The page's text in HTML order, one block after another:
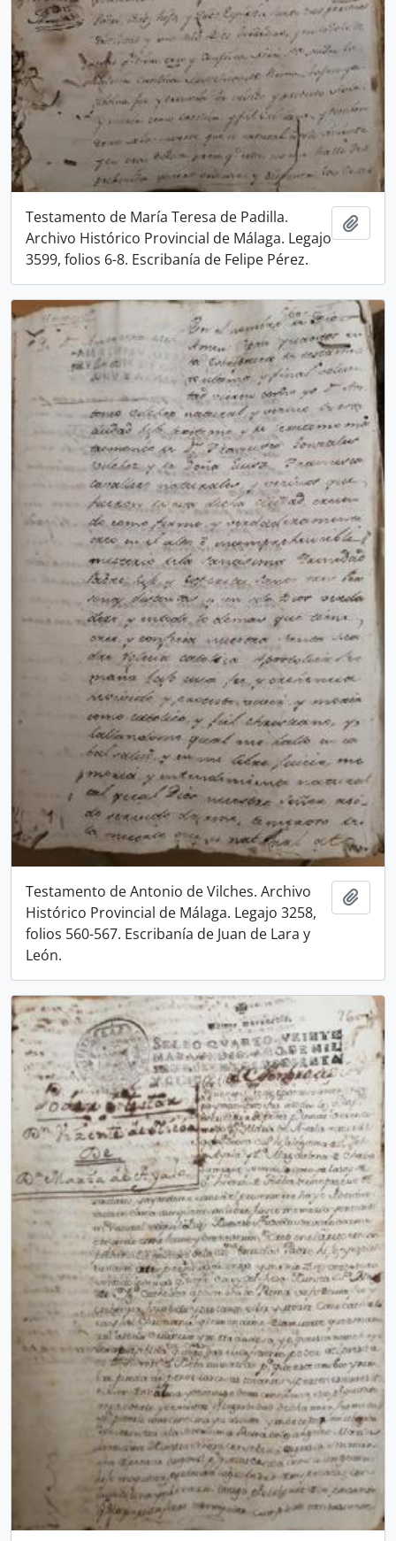
Testamento de María Teresa de Padilla.
Archivo Histórico Provincial de Málaga. Legajo
3599, folios 6-8. Escribanía de Felipe Pérez.
Testamento de Antonio de Vilches. Archivo
Histórico Provincial de Málaga. Legajo 3258,
folios 560-567. Escribanía de Juan de Lara y
León.